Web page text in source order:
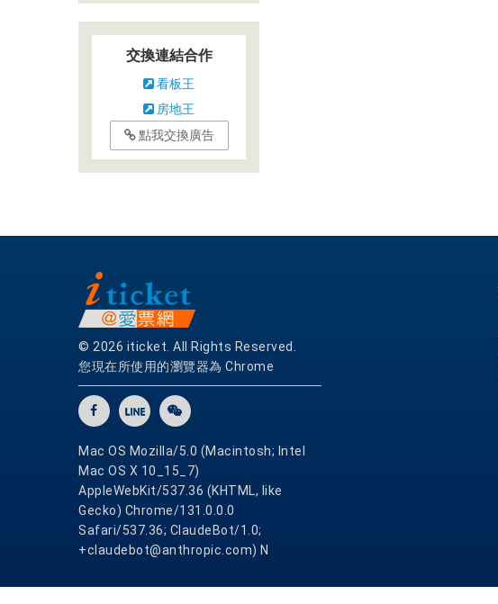
交換連結合作
看板王
房地王
點我交換廣告
© 2026 iticket. All Rights Reserved.
您現在所使用的瀏覽器為 Chrome
Mac OS Mozilla/5.0 (Macintosh; Intel
Mac OS X 10_15_7)
AppleWebKit/537.36 (KHTML, like
Gecko) Chrome/131.0.0.0
Safari/537.36; ClaudeBot/1.0;
+claudebot@anthropic.com) N